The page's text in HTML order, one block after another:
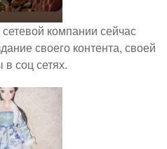
компании сейчас
своего контента, своей
в соц сетях.